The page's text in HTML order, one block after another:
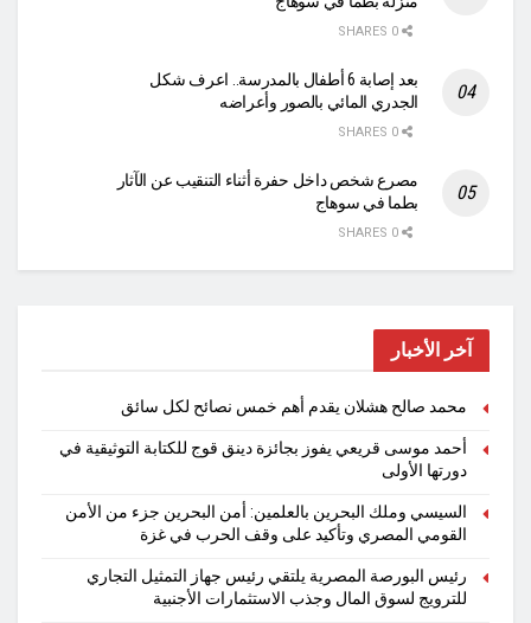
بعد إصابة 6 أطفال بالمدرسة.. اعرف شكل
الجدري المائي بالصور وأعراضه
مصرع شخص داخل حفرة أثناء التنقيب عن الآثار
بطما في سوهاج
آخر الأخبار
محمد صالح هشلان يقدم أهم خمس نصائح لكل سائق
أحمد موسى قريعي يفوز بجائزة دينق قوج للكتابة التوثيقية في
دورتها الأولى
السيسي وملك البحرين بالعلمين: أمن البحرين جزء من الأمن
القومي المصري وتأكيد على وقف الحرب في غزة
رئيس البورصة المصرية يلتقي رئيس جهاز التمثيل التجاري
للترويج لسوق المال وجذب الاستثمارات الأجنبية